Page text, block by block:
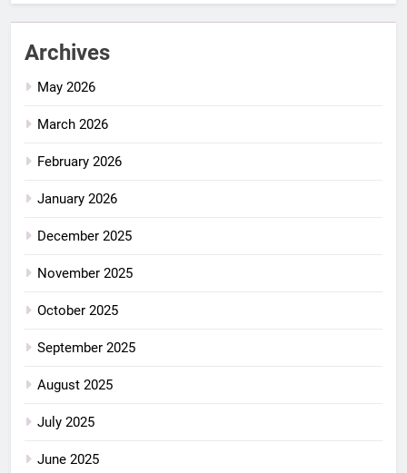
Archives
May 2026
March 2026
February 2026
January 2026
December 2025
November 2025
October 2025
September 2025
August 2025
July 2025
June 2025